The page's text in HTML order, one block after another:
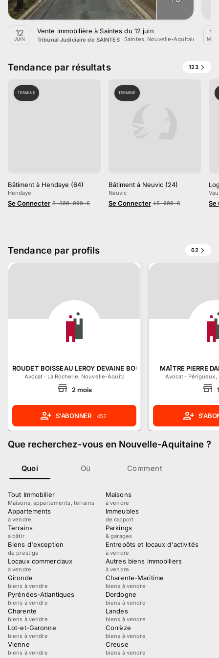
12
JUIN
Vente immobilière à Saintes du 12 juin
Tribunal Judiciaire de SAINTES·Saintes, Nouvelle-Aquitaine
13
Tendance par résultats 123
TERMINÉ
Bâtiment à Hendaye (64)
Hendaye
Se Connecter 3 300 000 €
TERMINÉ
Bâtiment à Neuvic (24)
Neuvic
Se Connecter 15 000 € Se
Tendance par profils 62
ROUDET BOISSEAU LEROY DEVAINE BOURDEAU MOLLE
Avocat · La Rochelle, Nouvelle-Aquitaine
2mois
S'ABONNER 452
MAÎTRE PIERRE
Avocat ·
Que recherchez-vous en Nouvelle-Aquitaine ?
Quoi Où Comment
Tout Immobilier
Maisons, appartements, terrains
Maisons
à vendre
Appartements
à vendre
Immeubles
de rapport
Terrains
à bâtir
Parkings
& garages
Biens d'exception
de prestige
Entrepôts et locaux d'activités
à vendre
Locaux commerciaux
à vendre
Autres biens immobiliers
à vendre
Gironde
biens à vendre
Charente-Maritime
biens à vendre
Pyrénées-Atlantiques
biens à vendre
Dordogne
biens à vendre
Charente
biens à vendre
Landes
biens à vendre
Lot-et-Garonne
biens à vendre
Corrèze
biens à vendre
Vienne
biens à vendre
Creuse
biens à vendre